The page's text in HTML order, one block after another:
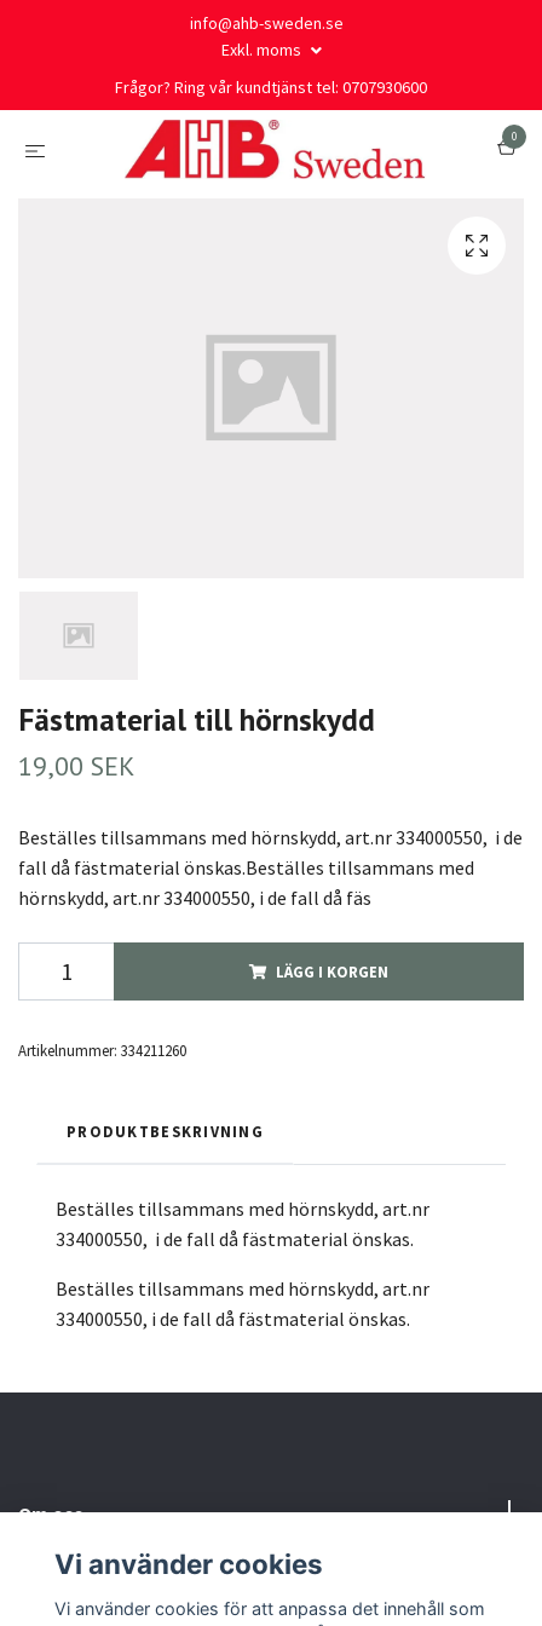
info@ahb-sweden.se
Exkl. moms
Frågor? Ring vår kundtjänst tel: 0707930600
0
Fästmaterial till hörnskydd
19,00 SEK
Beställes tillsammans med hörnskydd, art.nr 334000550, i de
fall då fästmaterial önskas.Beställes tillsammans med
hörnskydd, art.nr 334000550, i de fall då fäs
LÄGG I KORGEN
Artikelnummer: 334211260
PRODUKTBESKRIVNING
Beställes tillsammans med hörnskydd, art.nr
334000550, i de fall då fästmaterial önskas.
Beställes tillsammans med hörnskydd, art.nr
334000550, i de fall då fästmaterial önskas.
Om oss
Behöver du hjälp?
Vi använder cookies
Vi använder cookies för att anpassa det innehåll som